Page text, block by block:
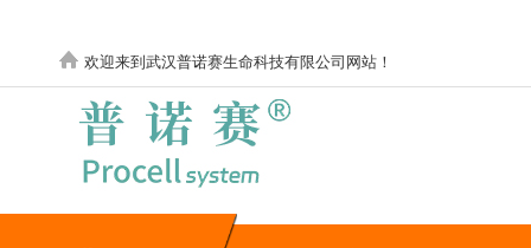
欢迎来到武汉普诺赛生命科技有限公司网站！